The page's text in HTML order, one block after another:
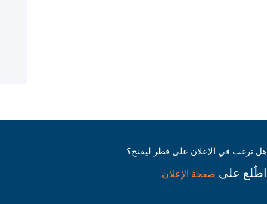
هل ترغب في الإعلان على قطر ليفنج؟
اطّلع على صفحة الإعلان